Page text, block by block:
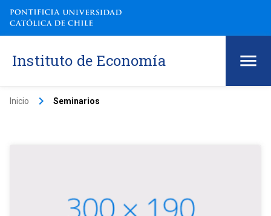
Instituto de Economía
Inicio keyboard_arrow_right Seminarios